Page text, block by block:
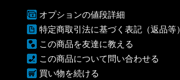
オプションの値段詳細
特定商取引法に基づく表記（返品等）
この商品を友達に教える
この商品について問い合わせる
買い物を続ける